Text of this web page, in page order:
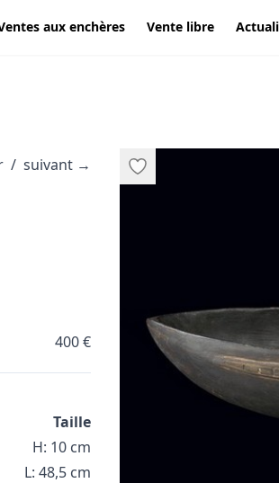
aux enchères Vente libre
/ suivant →
400 €
Taille
H: 10 cm
L: 48,5 cm